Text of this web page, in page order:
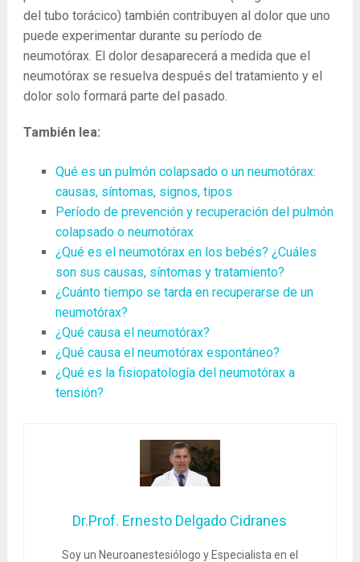
del tubo torácico) también contribuyen al dolor que uno
puede experimentar durante su período de
neumotórax. El dolor desaparecerá a medida que el
neumotórax se resuelva después del tratamiento y el
dolor solo formará parte del pasado.
También lea:
Qué es un pulmón colapsado o un neumotórax:
causas, síntomas, signos, tipos
Período de prevención y recuperación del pulmón
colapsado o neumotórax
¿Qué es el neumotórax en los bebés? ¿Cuáles
son sus causas, síntomas y tratamiento?
¿Cuánto tiempo se tarda en recuperarse de un
neumotórax?
¿Qué causa el neumotórax?
¿Qué causa el neumotórax espontáneo?
¿Qué es la fisiopatología del neumotórax a
tensión?
Dr.Prof. Ernesto Delgado Cidranes
Soy un Neuroanestesiólogo y Especialista en el